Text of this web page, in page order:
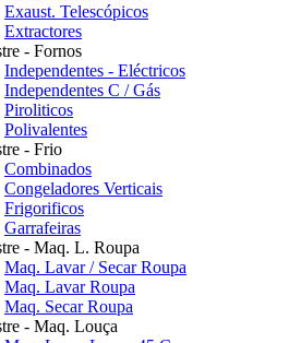
Exaust. Telescópicos
Extractores
- Fornos
Independentes - Eléctricos
Independentes C / Gás
Piroliticos
Polivalentes
- Frio
Combinados
Congeladores Verticais
Frigorificos
Garrafeiras
- Maq. L. Roupa
Maq. Lavar / Secar Roupa
Maq. Lavar Roupa
Maq. Secar Roupa
- Maq. Louça